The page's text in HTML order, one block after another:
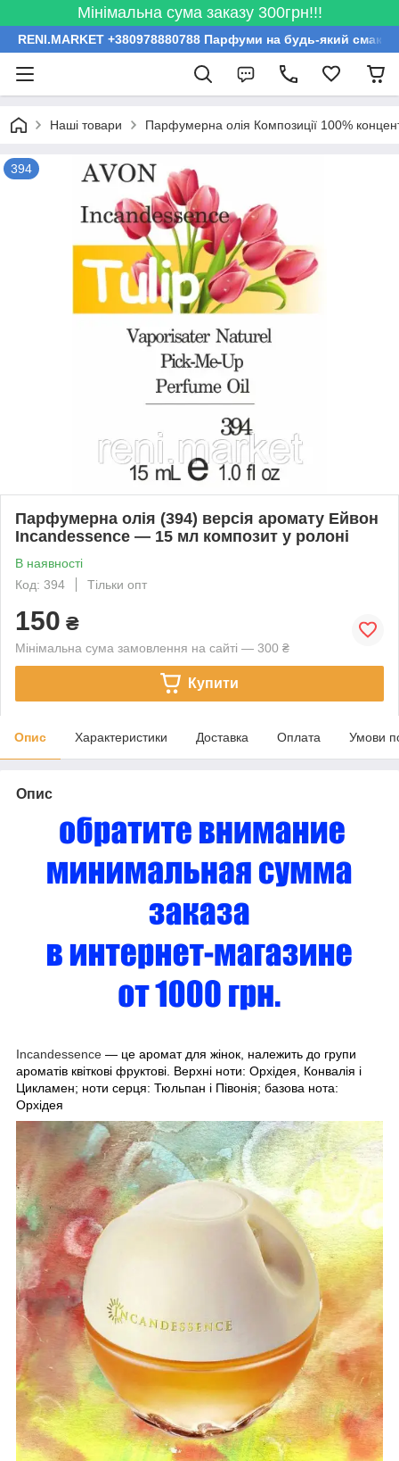
Мінімальна сума заказу 300грн!!!
RENI.MARKET +380978880788 Парфуми на будь-який смак
Наші товари Парфумерна олія Композиції 100%
394
Парфумерна олія (394) версія аромату Ейвон
Incandessence — 15 мл композит у ролоні
В наявності
Код: 394
Тільки опт
150 ₴
Мінімальна сума замовлення на сайті — 300 ₴
Купити
Опис Характеристики Доставка Оплата Умови
Опис
Incandessence — це аромат для жінок, належить до групи
ароматів квіткові фруктові. Верхні ноти: Орхідея, Конвалія і
Цикламен; ноти серця: Тюльпан і Півонія; базова нота:
Орхідея